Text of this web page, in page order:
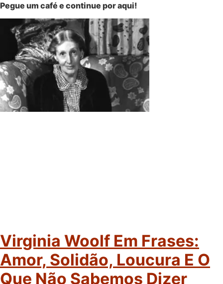
Pegue um café e continue por aqui!
Virginia Woolf Em Frases:
Amor, Solidão, Loucura E O
Que Não Sabemos Dizer